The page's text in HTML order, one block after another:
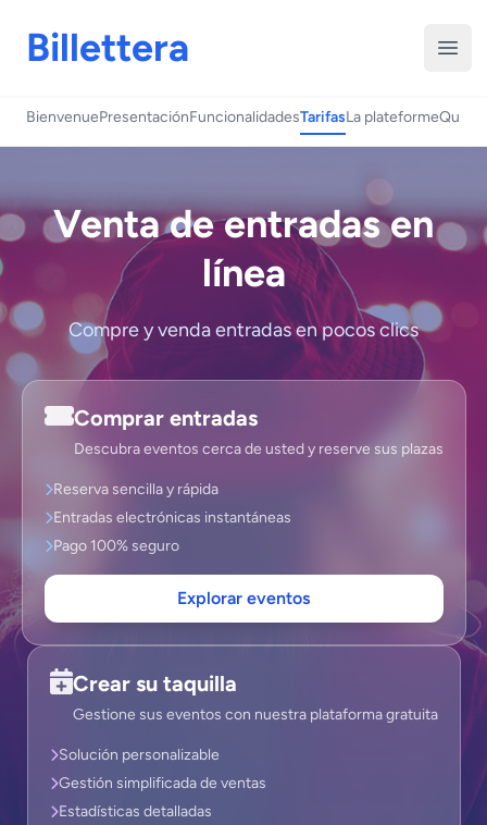
Billettera
BienvenuePresentaciónFuncionalidadesTarifasLa plateforme
Venta de entradas en
línea
Compre y venda entradas en pocos clics
Comprar entradas
Descubra eventos cerca de usted y reserve sus plazas
Reserva sencilla y rápida
Entradas electrónicas instantáneas
Pago 100% seguro
Explorar eventos
Crear su taquilla
Gestione sus eventos con nuestra plataforma gratuita
Solución personalizable
Gestión simplificada de ventas
Estadísticas detalladas